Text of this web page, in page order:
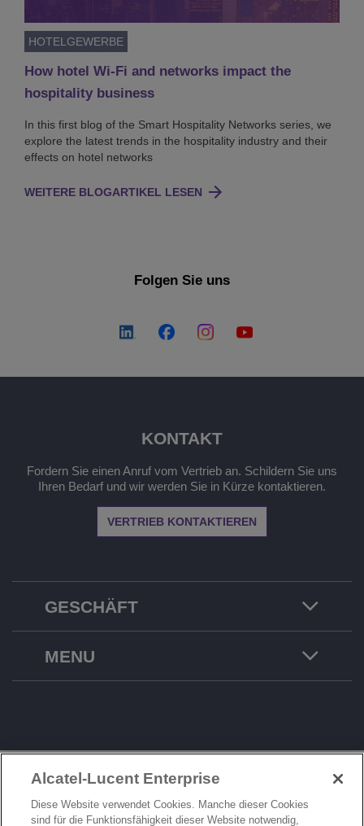
HOTELGEWERBE
How hotel Wi-Fi and networks impact the
hospitality business
In this first blog of the Smart Hospitality Networks series, we
explore the latest trends in the hospitality industry and their
effects on hotel networks
WEITERE BLOGARTIKEL LESEN
Folgen Sie uns
GESCHÄFT
KONTAKT
Fordern Sie einen Anruf vom Vertrieb an. Schildern Sie uns
Ihren Bedarf und wir werden Sie in Kürze kontaktieren.
VERTRIEB KONTAKTIEREN
MENU
DATENSCHUTZERKLÄRUNG COOKIE-RICHTLINIE
Alcatel-Lucent Enterprise
Diese Website verwendet Cookies. Manche dieser Cookies
sind für die Funktionsfähigkeit dieser Website notwendig,